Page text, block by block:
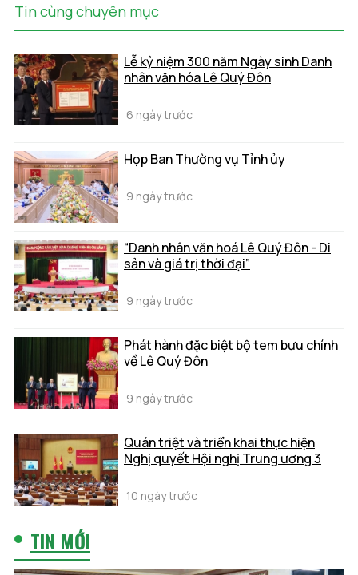
Tin cùng chuyên mục
Lễ kỷ niệm 300 năm Ngày sinh Danh
nhân văn hóa Lê Quý Đôn
6 ngày trước
Họp Ban Thường vụ Tỉnh ủy
9 ngày trước
“Danh nhân văn hoá Lê Quý Đôn - Di
sản và giá trị thời đại”
9 ngày trước
Phát hành đặc biệt bộ tem bưu chính
về Lê Quý Đôn
9 ngày trước
Quán triệt và triển khai thực hiện
Nghị quyết Hội nghị Trung ương 3
10 ngày trước
TIN MỚI